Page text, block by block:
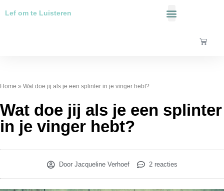
naarLef om te Luisteren
Home » Wat doe jij als je een splinter in je vinger hebt?
Wat doe jij als je een splinter
in je vinger hebt?
DoorJacqueline Verhoef 2 reacties